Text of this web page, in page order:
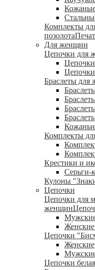
Комплекты
позолота
Для женщин
Цепочки для
Цепочки
Цепочки
Браслеты для
Комплекты
Крестики и
Серьги-
Кулоны
Цепочки
Цепочки для
женщин
Женские
Цепочки
Женские
Цепочки